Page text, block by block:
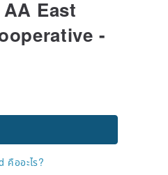
East
-
คืออะไร?